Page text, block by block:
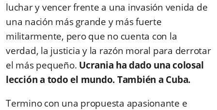
luchar y vencer frente a una invasión venida de
una nación más grande y más fuerte
militarmente, pero que no cuenta con la
verdad, la justicia y la razón moral para derrotar
el más pequeño. Ucrania ha dado una colosal
lección a todo el mundo. También a Cuba.
Termino con una propuesta apasionante e